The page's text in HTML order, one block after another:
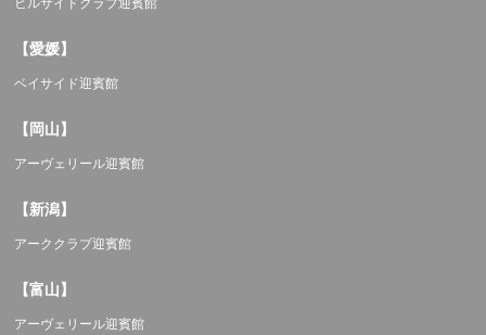
ヒルサイドクラブ迎賓館
【愛媛】
ベイサイド迎賓館
【岡山】
アーヴェリール迎賓館
【新潟】
アーククラブ迎賓館
【富山】
アーヴェリール迎賓館